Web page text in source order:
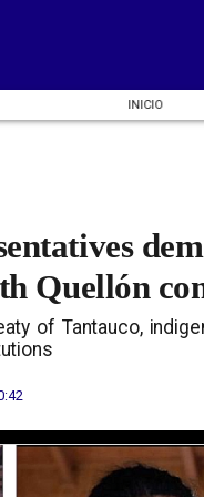
INICIO
Quellón
of Tantauco,